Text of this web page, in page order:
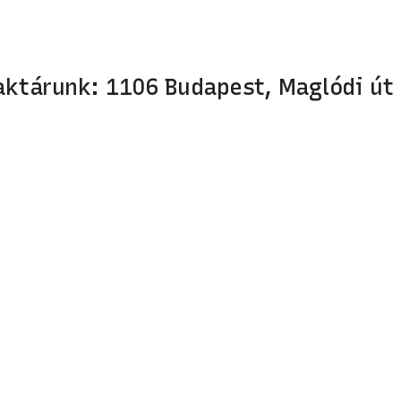
1106 Budapest, Maglódi út